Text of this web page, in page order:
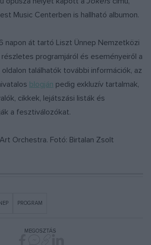
Music Centerben is hallható albumon.
napon át tartó Liszt Ünnep Nemzetközi
programjáról és eseményeiről a
oldalon találhatók további információk, az
blogján pedig exkluzív tartalmak,
cikkek, lejátszási listák és
a fesztiválozókat.
Orchestra. Fotó: Birtalan Zsolt
PROGRAM
MEGOSZTÁS